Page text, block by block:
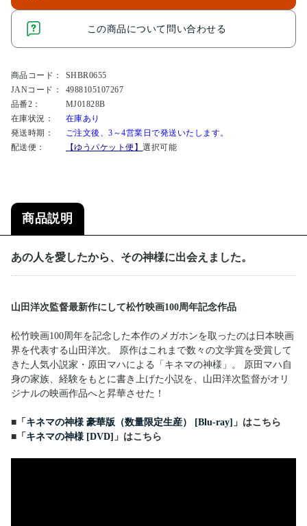
この商品について問い合わせる
商品コード：
SHBR0655
JANコード：
4988105107267
品番2：
MJ01828B
在庫状況：
在庫あり
発送時期：
ご注文後、3～4営業日で発送いたします。
配送便：
【ゆうパケット便】選択可能
商品説明
あの人を愛したから、その神様に出会えました。
山田洋次監督最新作にして松竹映画100周年記念作品
松竹映画100周年を記念した本作のメガホンを取ったのは日本映画
界を代表する山田洋次。 原作はこれまで数々の文学賞を受賞して
きた人気小説家・原田マハによる「キネマの神様」。 原田マハ自
身の家族、経験をもとに書き上げた小説を、山田洋次監督がオリ
ジナルの映画作品へと昇華させた！
■「 キネマの神様 豪華版（数量限定生産） [Blu-ray] 」はこちら
■「 キネマの神様 [DVD] 」はこちら